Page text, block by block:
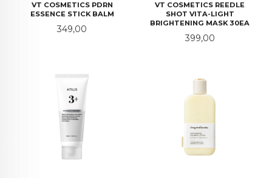
VT COSMETICS PDRN
ESSENCE STICK BALM
Pris
349,00
VT COSMETICS REEDLE
SHOT VITA-LIGHT
BRIGHTENING MASK 30EA
Pris
399,00